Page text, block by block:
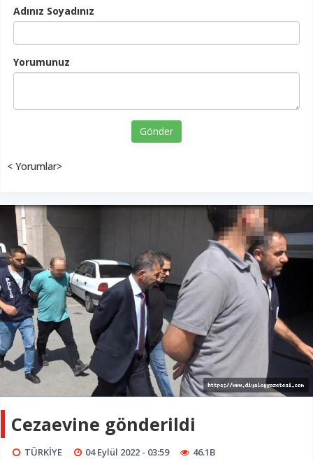
Adınız Soyadınız
Yorumunuz
Gönder
< Yorumlar>
Cezaevine gönderildi
TÜRKİYE 04 Eylül 2022 - 03:59 46.1B